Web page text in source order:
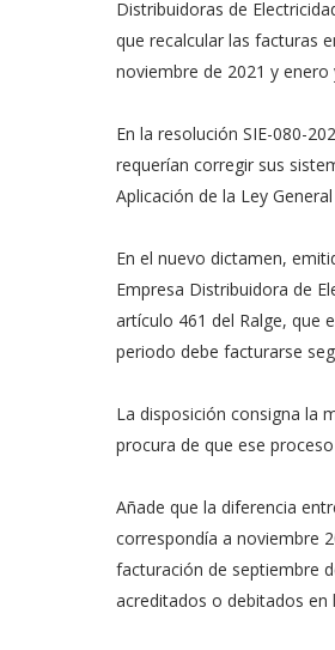
Distribuidoras de
que recalcular las facturas
noviembre de 2021 y
En la resolución SIE-080-
requerían corregir sus
Aplicación de la Ley
En el nuevo dictamen,
Empresa Distribuidora de
artículo 461 del Ralge, que
periodo debe facturarse
La disposición consigna la
procura de que ese
Añade que la diferencia
correspondía a noviembre
facturación de septiembre
acreditados o debitados en